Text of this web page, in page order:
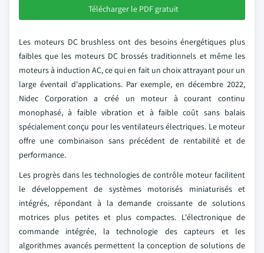
Télécharger le PDF gratuit
Les moteurs DC brushless ont des besoins énergétiques plus
faibles que les moteurs DC brossés traditionnels et même les
moteurs à induction AC, ce qui en fait un choix attrayant pour un
large éventail d'applications. Par exemple, en décembre 2022,
Nidec Corporation a créé un moteur à courant continu
monophasé, à faible vibration et à faible coût sans balais
spécialement conçu pour les ventilateurs électriques. Le moteur
offre une combinaison sans précédent de rentabilité et de
performance.
Les progrès dans les technologies de contrôle moteur facilitent
le développement de systèmes motorisés miniaturisés et
intégrés, répondant à la demande croissante de solutions
motrices plus petites et plus compactes. L'électronique de
commande intégrée, la technologie des capteurs et les
algorithmes avancés permettent la conception de solutions de